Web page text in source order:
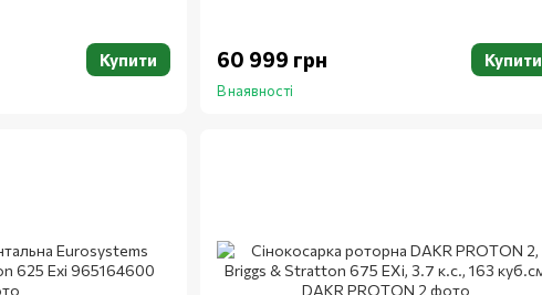
Купити 60 999 грн Купити
В наявності